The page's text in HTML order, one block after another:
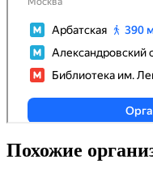
Похожие